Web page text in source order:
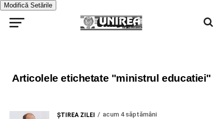
Modifică Setările
Articolele etichetate "ministrul educatiei"
ŞTIREA ZILEI acum 4 săptămâni